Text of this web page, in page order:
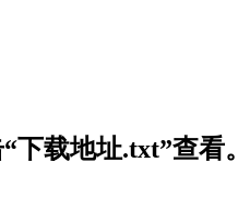
载地址.txt”查看。